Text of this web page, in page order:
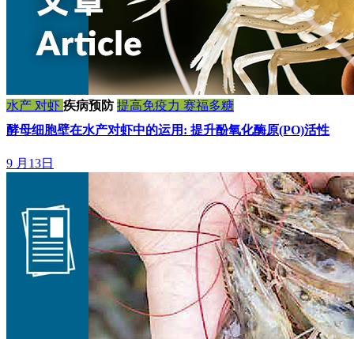
水产 对虾 疾病预防提高免疫力 赛福多糖
酵母细胞壁在水产对虾中的运用: 提升酚氧化酶原(PO)活性
9 月13日